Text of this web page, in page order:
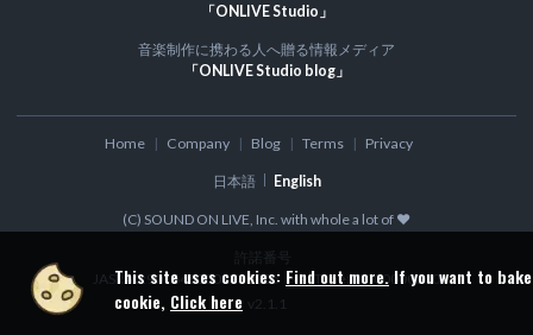
「ONLIVE Studio」
音楽制作に携わる人へ贈る情報メディア
「ONLIVE Studio blog」
Home Company Blog Terms Privacy
日本語 English
(C) SOUND ON LIVE, Inc. with whole a lot of ♥
許諾番号
JASRAC:9016480001Y30005 NexTone: ID000000300
v2.1.1
This site uses cookies: Find out more.If you want to bake
cookie, Click here